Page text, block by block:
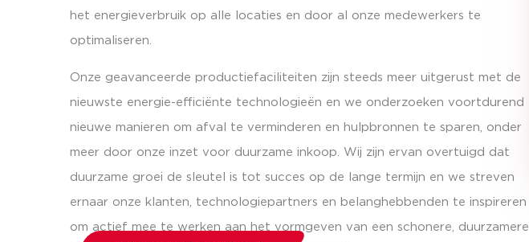
het energieverbruik op alle locaties en door al onze medewerkers te
optimaliseren.
Onze geavanceerde productiefaciliteiten zijn steeds meer uitgerust met de
nieuwste energie-efficiënte technologieën en we onderzoeken voortdurend
nieuwe manieren om afval te verminderen en hulpbronnen te sparen, onder
meer door onze inzet voor duurzame inkoop. Wij zijn ervan overtuigd dat
duurzame groei de sleutel is tot succes op de lange termijn en we streven
ernaar onze klanten, technologiepartners en belanghebbenden te inspireren
om actief mee te werken aan het vormgeven van een schonere, duurzamere